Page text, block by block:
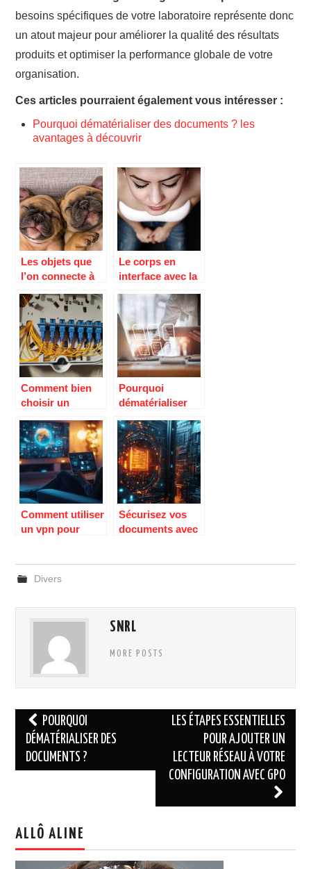
besoins spécifiques de votre laboratoire représente donc
un atout majeur pour améliorer la qualité des résultats
produits et optimiser la performance globale de votre
organisation.
Ces articles pourraient également vous intéresser :
Pourquoi dématérialiser des documents ? les
avantages à découvrir
Les objets que
l’on connecte à
pour un animal
de compagnie.
Le corps en
interface avec la
beauté du skin
pen
Comment bien
choisir un
optique (OTDR)
?
Pourquoi
dématérialiser
Comment utiliser
un vpn pour
Sécurisez vos
documents avec
Divers
SNRL
MORE POSTS
Navigation
des
articles
POURQUOI
DÉMATÉRIALISER DES
DOCUMENTS ?
LES ÉTAPES ESSENTIELLES
POUR AJOUTER UN
LECTEUR RÉSEAU À VOTRE
CONFIGURATION AVEC GPO
ALLÔ ALINE